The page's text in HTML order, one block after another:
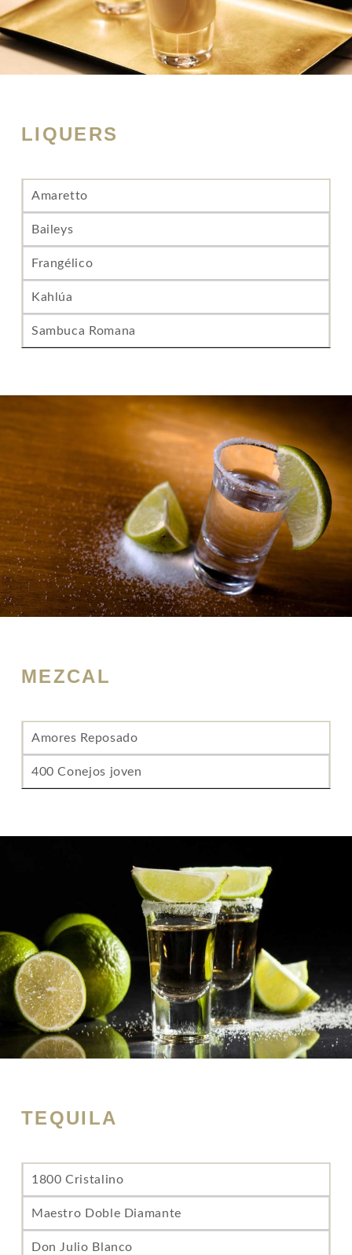
LIQUERS
Amaretto
Baileys
Frangélico
Kahlúa
Sambuca Romana
MEZCAL
Amores Reposado
400 Conejos joven
TEQUILA
1800 Cristalino
Maestro Doble Diamante
Don Julio Blanco